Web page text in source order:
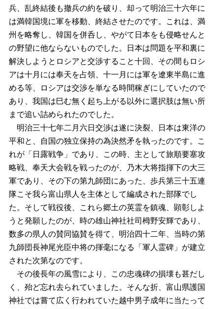
兵、乱終結後も撤兵の約を破り、却って明治三十六年に
は満韓国境に軍を移動、終結させたのです。これは、満
州を略奪し、韓国を併呑し、やがて日本をも侵略せんと
の野望に他ならないものでした。日本は問題を平和裏に
解決しようとロシアと交渉すること十回、その間もロシ
アは十月には奉天を占領、十一月には軍を遼東半島に進
める等、ロシアは交渉を単なる時間稼ぎにしていたので
あり、我国は巳む無く起ち上がる以外に選択肢は無い所
まで追い詰められたのでした。
明治三十七年二月六日交渉は遂に決裂、日本は東洋の
平和と、自国の独立保持の為決然矛を執ったのです。こ
れが「日露戦争」であり、この時、主として旅順要塞攻
略戦、奉天大会戦を戦ったのが、乃木大将指揮下の大三
軍であり、その下の第九師団にあった、歩兵第三十五連
隊こそ我ら富山県人を主体として編成された部隊でし
た。そして戦役後、これら郷土の英霊を鎮魂、顕彰しよ
うと発願したのが、時の雄山神社社司栂野安輝であり、
数多の県人の賛同協賛を得て、明治四十二年、当時の第
九師団長神尾光臣中将の揮毫になる「軍人霊碑」が建立
された次第なのです。
その後長年の風雪により、この忠魂碑の損壊も甚だし
く、殆ど忘れ去られていました。そんな折、富山県護国
神社では嘗て広く行われていた越中男子成年に当たって